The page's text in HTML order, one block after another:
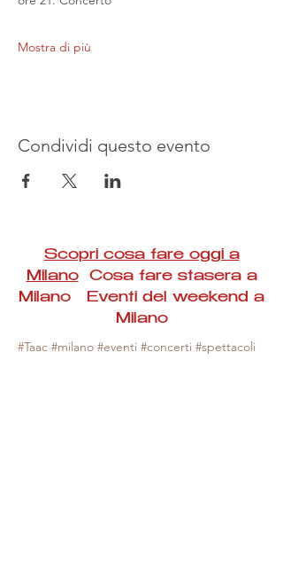
Mostra di più
Condividi questo evento
Scopri cosa fare oggi a
MilanoCosa fare stasera a
Milano Eventi del weekend a
Milano
#Taac #milano #eventi #concerti #spettacoli